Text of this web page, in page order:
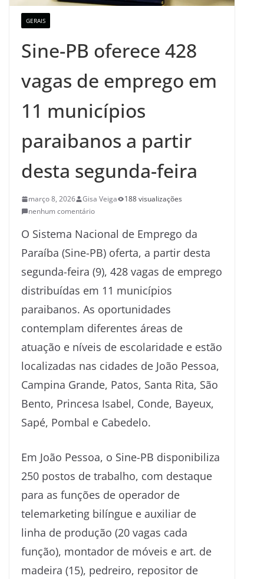
GERAIS
Sine-PB oferece 428
vagas de emprego em
11 municípios
paraibanos a partir
desta segunda-feira
março 8, 2026 Gisa Veiga
188 visualizações
nenhum comentário
O Sistema Nacional de Emprego da
Paraíba (Sine-PB) oferta, a partir desta
segunda-feira (9), 428 vagas de emprego
distribuídas em 11 municípios
paraibanos. As oportunidades
contemplam diferentes áreas de
atuação e níveis de escolaridade e estão
localizadas nas cidades de João Pessoa,
Campina Grande, Patos, Santa Rita, São
Bento, Princesa Isabel, Conde, Bayeux,
Sapé, Pombal e Cabedelo.
Em João Pessoa, o Sine-PB disponibiliza
250 postos de trabalho, com destaque
para as funções de operador de
telemarketing bilíngue e auxiliar de
linha de produção (20 vagas cada
função), montador de móveis e art. de
madeira (15), pedreiro, repositor de